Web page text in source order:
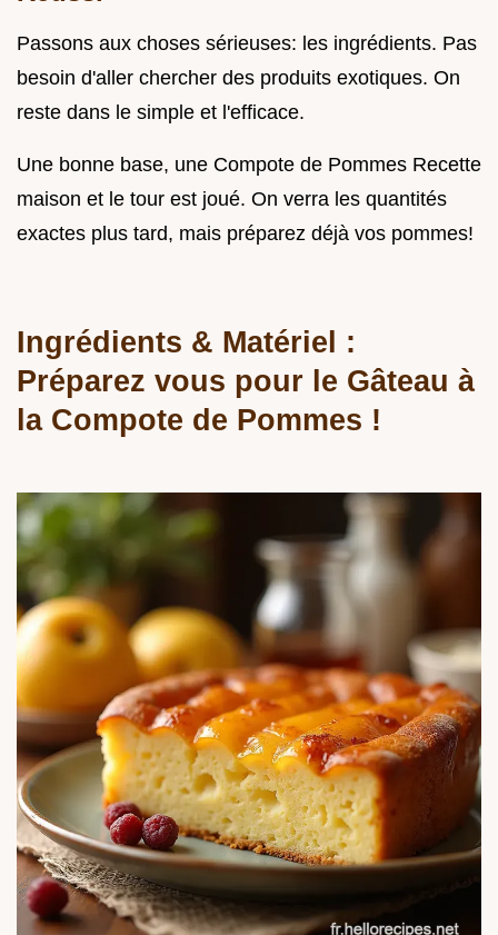
Passons aux choses sérieuses: les ingrédients. Pas
besoin d'aller chercher des produits exotiques. On
reste dans le simple et l'efficace.
Une bonne base, une Compote de Pommes Recette
maison et le tour est joué. On verra les quantités
exactes plus tard, mais préparez déjà vos pommes!
Ingrédients & Matériel :
Préparez vous pour le Gâteau à
la Compote de Pommes !